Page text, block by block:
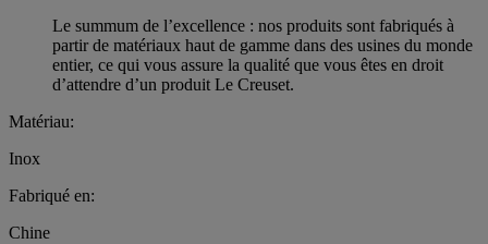
Le summum de l’excellence : nos produits sont fabriqués à
partir de matériaux haut de gamme dans des usines du monde
entier, ce qui vous assure la qualité que vous êtes en droit
d’attendre d’un produit Le Creuset.
Matériau:
Inox
Fabriqué en:
Chine